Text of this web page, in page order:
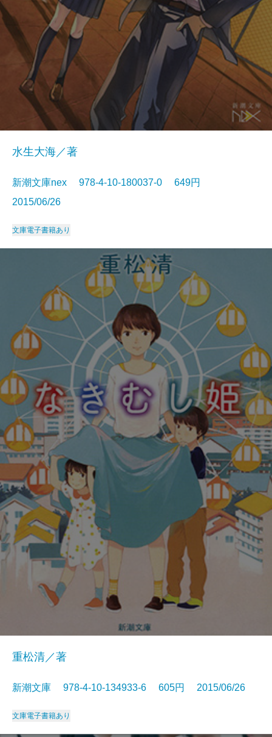
水生大海／著
新潮文庫nex 978-4-10-180037-0 649円
2015/06/26
文庫電子書籍あり
重松清／著
新潮文庫 978-4-10-134933-6 605円 2015/06/26
文庫電子書籍あり